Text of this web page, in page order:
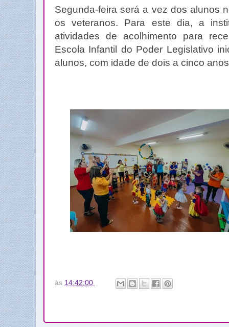
Segunda-feira será a vez dos alunos
os veteranos. Para este dia, a
atividades de acolhimento para
Escola Infantil do Poder Legislativo
alunos, com idade de dois a cinco
às 14:42:00